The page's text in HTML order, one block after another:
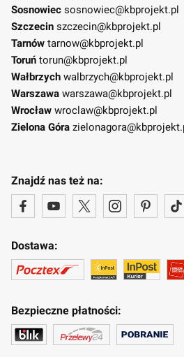
Sosnowiec sosnowiec@kbprojekt.pl
Szczecin szczecin@kbprojekt.pl
Tarnów tarnow@kbprojekt.pl
Toruń torun@kbprojekt.pl
Wałbrzych walbrzych@kbprojekt.pl
Warszawa warszawa@kbprojekt.pl
Wrocław wroclaw@kbprojekt.pl
Zielona Góra
Znajdź nas też na:
Dostawa:
Bezpieczne płatności: